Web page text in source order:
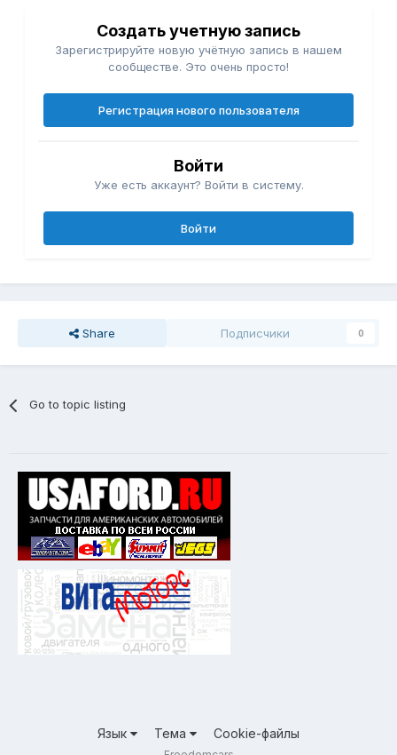
Создать учетную запись
Зарегистрируйте новую учётную запись в нашем
сообществе. Это очень просто!
Регистрация нового пользователя
Войти
Уже есть аккаунт? Войти в систему.
Войти
Share Подписчики 0
Go to topic listing
Язык Тема Cookie-файлы